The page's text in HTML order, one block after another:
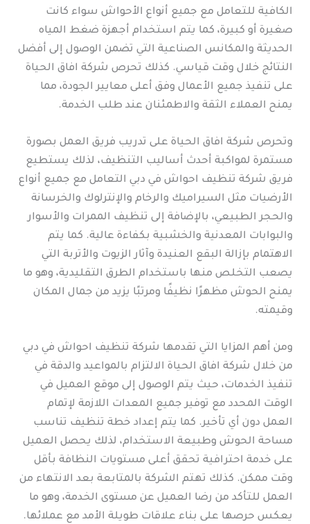
الكافية للتعامل مع جميع أنواع الأحواش سواء كانت
صغيرة أو كبيرة، كما يتم استخدام أجهزة ضغط المياه
الحديثة والمكانس الصناعية التي تضمن الوصول إلى أفضل
النتائج خلال وقت قياسي. كذلك تحرص شركة افاق الحياة
على تنفيذ جميع الأعمال وفق أعلى معايير الجودة، مما
يمنح العملاء الثقة والاطمئنان عند طلب الخدمة.
وتحرص شركة افاق الحياة على تدريب فريق العمل بصورة
مستمرة لمواكبة أحدث أساليب التنظيف، لذلك يستطيع
فريق شركة تنظيف احواش في دبي التعامل مع جميع أنواع
الأرضيات مثل السيراميك والرخام والإنترلوك والخرسانة
والحجر الطبيعي، بالإضافة إلى تنظيف الممرات والأسوار
والبوابات المعدنية والخشبية بكفاءة عالية. كما يتم
الاهتمام بإزالة البقع العنيدة وآثار الزيوت والأتربة التي
يصعب التخلص منها باستخدام الطرق التقليدية، وهو ما
يمنح الحوش مظهرًا نظيفًا ومرتبًا يزيد من جمال المكان
وقيمته.
ومن أهم المزايا التي تقدمها شركة تنظيف احواش في دبي
من خلال شركة افاق الحياة الالتزام بالمواعيد والدقة في
تنفيذ الخدمات، حيث يتم الوصول إلى موقع العميل في
الوقت المحدد مع توفير جميع المعدات اللازمة لإتمام
العمل دون أي تأخير. كما يتم إعداد خطة تنظيف تناسب
مساحة الحوش وطبيعة الاستخدام، لذلك يحصل العميل
على خدمة احترافية تحقق أعلى مستويات النظافة بأقل
وقت ممكن. كذلك تهتم الشركة بالمتابعة بعد الانتهاء من
العمل للتأكد من رضا العميل عن مستوى الخدمة، وهو ما
يعكس حرصها على بناء علاقات طويلة الأمد مع عملائها.